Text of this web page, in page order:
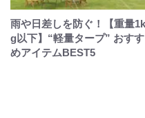
雨や日差しを防ぐ！【重量1k
g以下】“軽量タープ” おすす
めアイテムBEST5